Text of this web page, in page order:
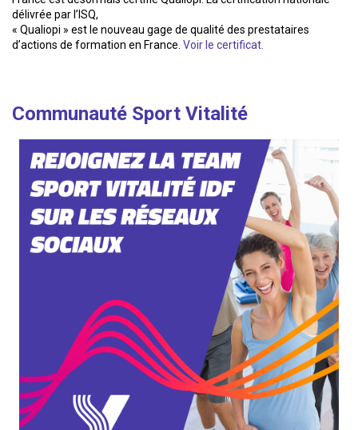
délivrée par l’ISQ,
« Qualiopi » est le nouveau gage de qualité des prestataires
d’actions de formation en France. Voir le certificat.
Communauté Sport Vitalité